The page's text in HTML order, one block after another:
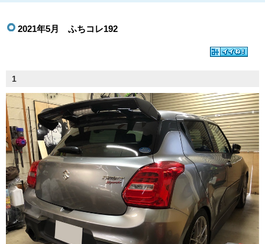
2021年5月 ふちコレ192
1